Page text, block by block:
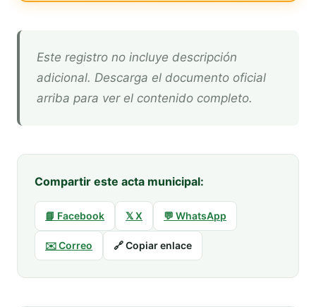
Este registro no incluye descripción
adicional. Descarga el documento oficial
arriba para ver el contenido completo.
Compartir este acta municipal:
📘 Facebook 𝕏 X 💬 WhatsApp
✉️ Correo 🔗 Copiar enlace